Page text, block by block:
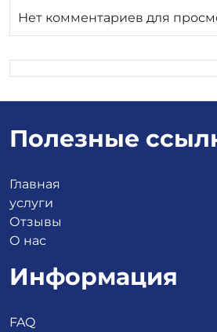
Нет комментариев для
Полезные
Главная
услуги
Отзывы
О нас
Информация
FAQ